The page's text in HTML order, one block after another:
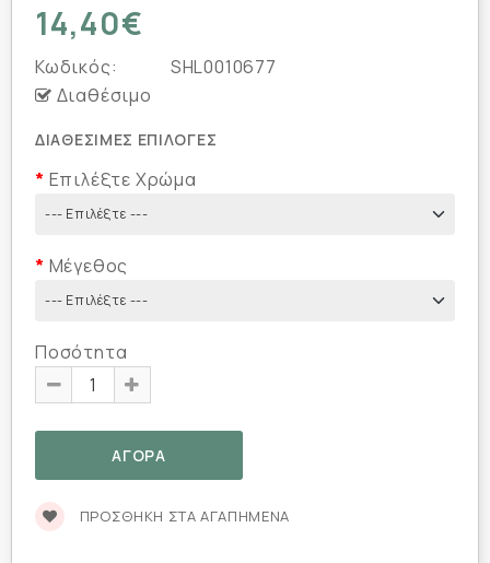
14,40€
Κωδικός:
SHL0010677
Διαθέσιμο
ΔΙΑΘΈΣΙΜΕΣ ΕΠΙΛΟΓΈΣ
Επιλέξτε Χρώμα
Μέγεθος
Ποσότητα
ΠΡΟΣΘΉΚΗ ΣΤΑ ΑΓΑΠΗΜΈΝΑ